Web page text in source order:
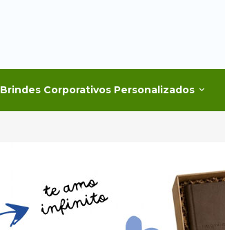
Brindes Corporativos Personalizados